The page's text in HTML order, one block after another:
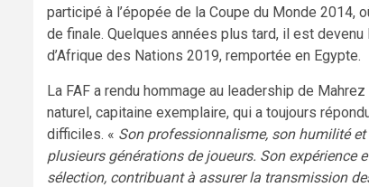
participé à l’épopée de la Coupe du Monde
de finale. Quelques années plus tard, il est
d’Afrique des Nations 2019, remportée en Egypte.
La FAF a rendu hommage au leadership de
naturel, capitaine exemplaire, qui a toujours
difficiles. « Son professionnalisme, son humilité
plusieurs générations de joueurs. Son expérience
sélection, contribuant à assurer la transmission